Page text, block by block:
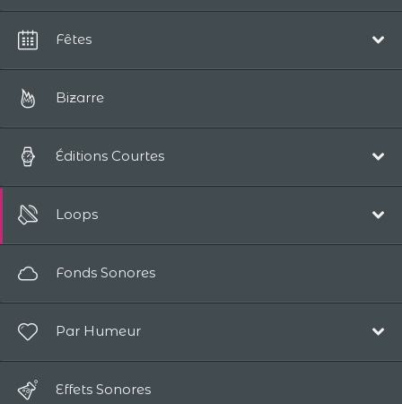
Fêtes
Bizarre
Éditions Courtes
Electro
Ambiance
Piano
Loops
Électronique
Ambiance
Fonds Sonores
Par Humeur
Effets Sonores